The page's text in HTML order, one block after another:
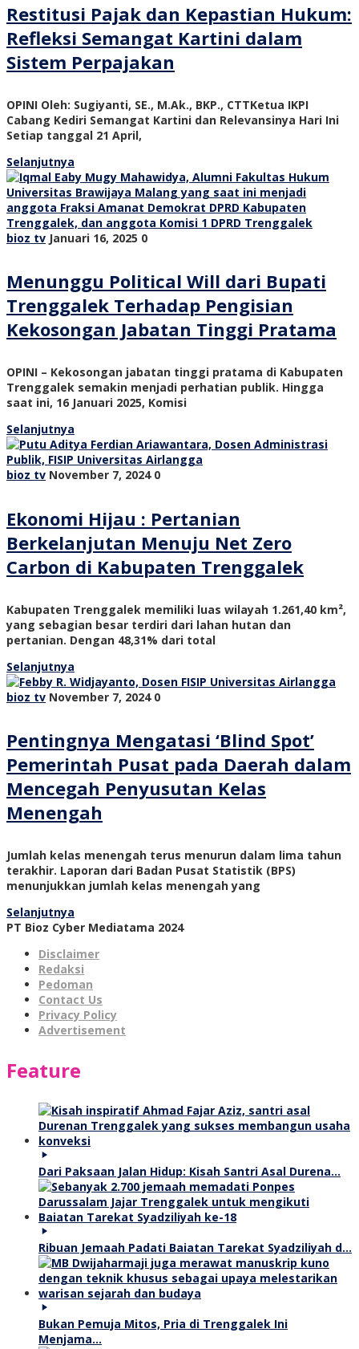
Restitusi Pajak dan Kepastian Hukum:
Refleksi Semangat Kartini dalam
Sistem Perpajakan
OPINI Oleh: Sugiyanti, SE., M.Ak., BKP., CTTKetua IKPI
Cabang Kediri Semangat Kartini dan Relevansinya Hari Ini
Setiap tanggal 21 April,
Selanjutnya
bioz tv Januari 16, 2025 0
Menunggu Political Will dari Bupati
Trenggalek Terhadap Pengisian
Kekosongan Jabatan Tinggi Pratama
OPINI – Kekosongan jabatan tinggi pratama di Kabupaten
Trenggalek semakin menjadi perhatian publik. Hingga
saat ini, 16 Januari 2025, Komisi
Selanjutnya
bioz tv November 7, 2024 0
Ekonomi Hijau : Pertanian
Berkelanjutan Menuju Net Zero
Carbon di Kabupaten Trenggalek
Kabupaten Trenggalek memiliki luas wilayah 1.261,40 km²,
yang sebagian besar terdiri dari lahan hutan dan
pertanian. Dengan 48,31% dari total
Selanjutnya
bioz tv November 7, 2024 0
Pentingnya Mengatasi ‘Blind Spot’
Pemerintah Pusat pada Daerah dalam
Mencegah Penyusutan Kelas
Menengah
Jumlah kelas menengah terus menurun dalam lima tahun
terakhir. Laporan dari Badan Pusat Statistik (BPS)
menunjukkan jumlah kelas menengah yang
Selanjutnya
PT Bioz Cyber Mediatama 2024
Disclaimer
Redaksi
Pedoman
Contact Us
Privacy Policy
Advertisement
Feature
Dari Paksaan Jalan Hidup: Kisah Santri Asal Durena…
Ribuan Jemaah Padati Baiatan Tarekat Syadziliyah d…
Bukan Pemuja Mitos, Pria di Trenggalek Ini
Menjama…